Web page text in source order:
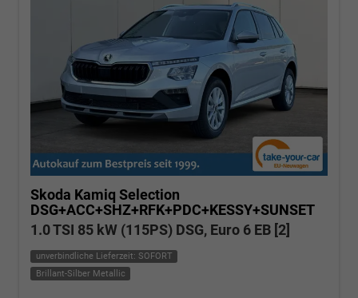
Skoda Kamiq Selection
DSG+ACC+SHZ+RFK+PDC+KESSY+SUNSET
1.0 TSI 85 kW (115PS) DSG, Euro 6 EB [2]
unverbindliche Lieferzeit: SOFORT
Brillant-Silber Metallic